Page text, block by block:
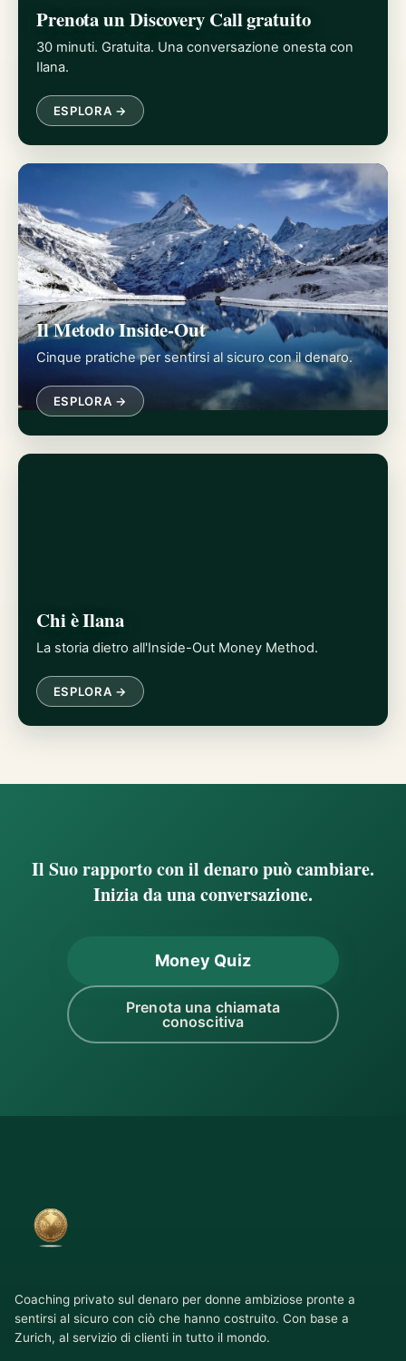
Prenota un Discovery Call gratuito
30 minuti. Gratuita. Una conversazione onesta con
Ilana.
ESPLORA →
Il Metodo Inside-Out
Cinque pratiche per sentirsi al sicuro con il denaro.
ESPLORA →
Chi è Ilana
La storia dietro all'Inside-Out Money Method.
ESPLORA →
Il Suo rapporto con il denaro può cambiare.
Inizia da una conversazione.
Money Quiz
Prenota una chiamata
conoscitiva
Coaching privato sul denaro per donne ambiziose pronte a
sentirsi al sicuro con ciò che hanno costruito. Con base a
Zurich, al servizio di clienti in tutto il mondo.